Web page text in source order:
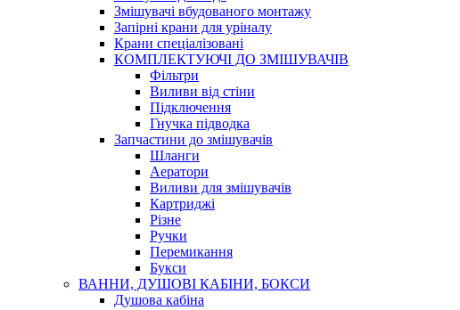
Змішувачі вбудованого монтажу
Запірні крани для уріналу
Крани спеціалізовані
КОМПЛЕКТУЮЧІ ДО ЗМІШУВАЧІВ
Фільтри
Виливи від стіни
Підключення
Гнучка підводка
Запчастини до змішувачів
Шланги
Аератори
Виливи для змішувачів
Картриджі
Різне
Ручки
Перемикання
Букси
ВАННИ, ДУШОВІ КАБІНИ, БОКСИ
Душова кабіна